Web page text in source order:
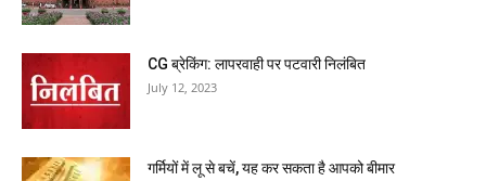
CG ब्रेकिंग: लापरवाही पर पटवारी निलंबित
July 12, 2023
गर्मियों में लू से बचें, यह कर सकता है आपको बीमार